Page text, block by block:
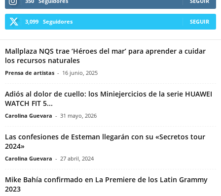
3,099 Seguidores SEGUIR
Mallplaza NQS trae ‘Héroes del mar’ para aprender a cuidar
los recursos naturales
Prensa de artistas - 16 junio, 2025
Adiós al dolor de cuello: los Miniejercicios de la serie HUAWEI
WATCH FIT 5...
Carolina Guevara - 31 mayo, 2026
Las confesiones de Esteman llegarán con su «Secretos tour
2024»
Carolina Guevara - 27 abril, 2024
Mike Bahía confirmado en La Premiere de los Latin Grammy
2023